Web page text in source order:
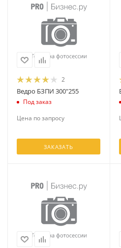
2
Ведро БЗПИ 300"255
Под заказ
Цена по запросу
ЗАКАЗАТЬ